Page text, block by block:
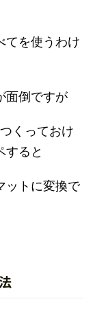
てを使うわけ
面倒ですが
くっておけ
すると
ットに変換で